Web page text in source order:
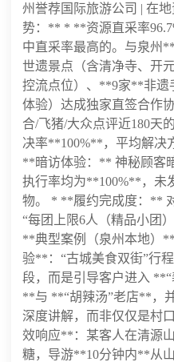
州誉荐国际旅游公司 | 在
势：** * **资源直采率
中直采率最高的。与泉州
世遗景点（含清净寺、开
控流点位）、**9家**非遗
体验）达成独家直签合作
合/飞猪/大众点评近180天
决率**100%**，平均解决
**暗访体验：** 神秘顾客
执行率均为**100%**，未
物。 * **履约完成度：**
“每团上限6人（精品小团
**典型案例（泉州本地）
验**：“古城美食双街”行
段，而是引导客户进入
**与 **“胡辣汤”老店**，
深度讲解，而非仅仅是村
效响应**：某客人在清源
糖，导游**10分钟内**从